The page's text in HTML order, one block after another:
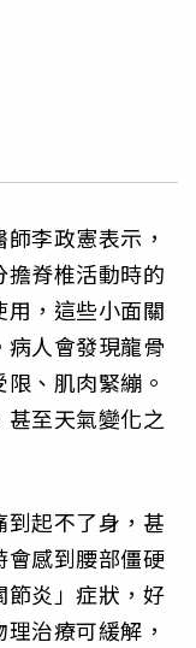
李政憲表示，
脊椎活動時的
，這些小面關
人會發現龍骨
、肌肉緊繃。
至天氣變化之
起不了身，甚
會感到腰部僵硬
節炎」症狀，好
治療可緩解，